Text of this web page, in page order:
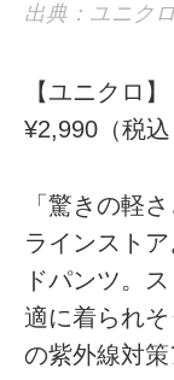
出典：ユニクロ
【ユニクロ
¥2,990（税
「驚きの軽
ラインスト
ドパンツ。
適に着られ
の紫外線対